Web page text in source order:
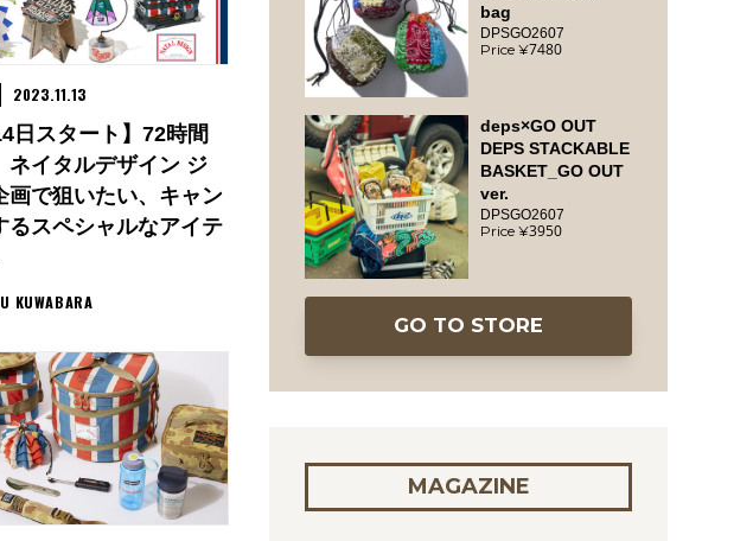
日スタート】72時間
イタルデザイン ジ
画で狙いたい、キャン
るスペシャルなアイテ
KUWABARA
2023.11.13
bag
DPSGO2607
7480
deps×GO OUT
DEPS STACKABLE
BASKET_GO OUT
ver.
DPSGO2607
3950
GO TO STORE
MAGAZINE